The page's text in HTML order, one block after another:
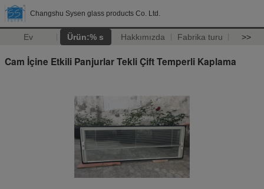
Changshu Sysen glass products Co. Ltd.
Ev Ürün:% s Hakkımızda Fabrika turu >>
Cam İçine Etkili Panjurlar Tekli Çift Temperli Kaplama